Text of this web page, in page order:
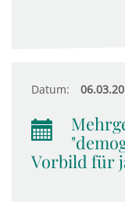
Datum:
Vorbild für